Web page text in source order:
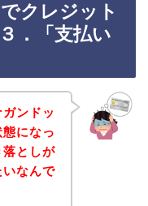
クレジット
．「支払い
ンドッ
になっ
落としが
なんで